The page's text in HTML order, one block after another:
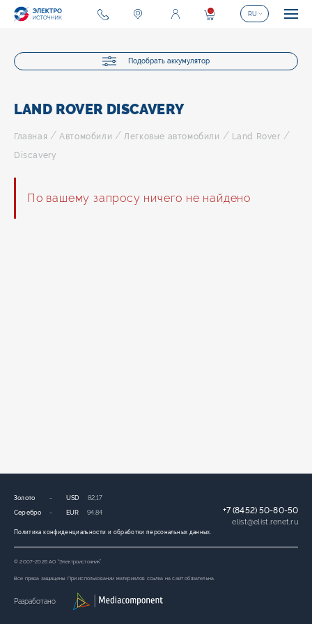
Подобрать аккумулятор
LAND ROVER DISCAVERY
Главная /Автомобили /Легковые автомобили / Land Rover /
Discavery
По вашему запросу ничего не найдено
Политика конфиденциальности и обработки персональных данных.
Золото -
Серебро -
USD 82,17
EUR 94,84 +7 (8452) 50-80-50
elist@elist.renet.ru
© 2007-2026 АО “Электроисточник”
Все права защищены. При использовании материалов ссылка на сайт обязательна.
Разработано
0 RU